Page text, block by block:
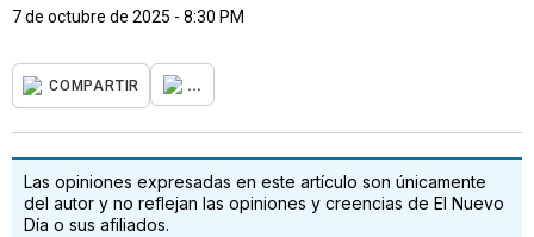
7 de octubre de 2025 - 8:30 PM
COMPARTIR ...
Las opiniones expresadas en este artículo son únicamente
del autor y no reflejan las opiniones y creencias de El Nuevo
Día o sus afiliados.